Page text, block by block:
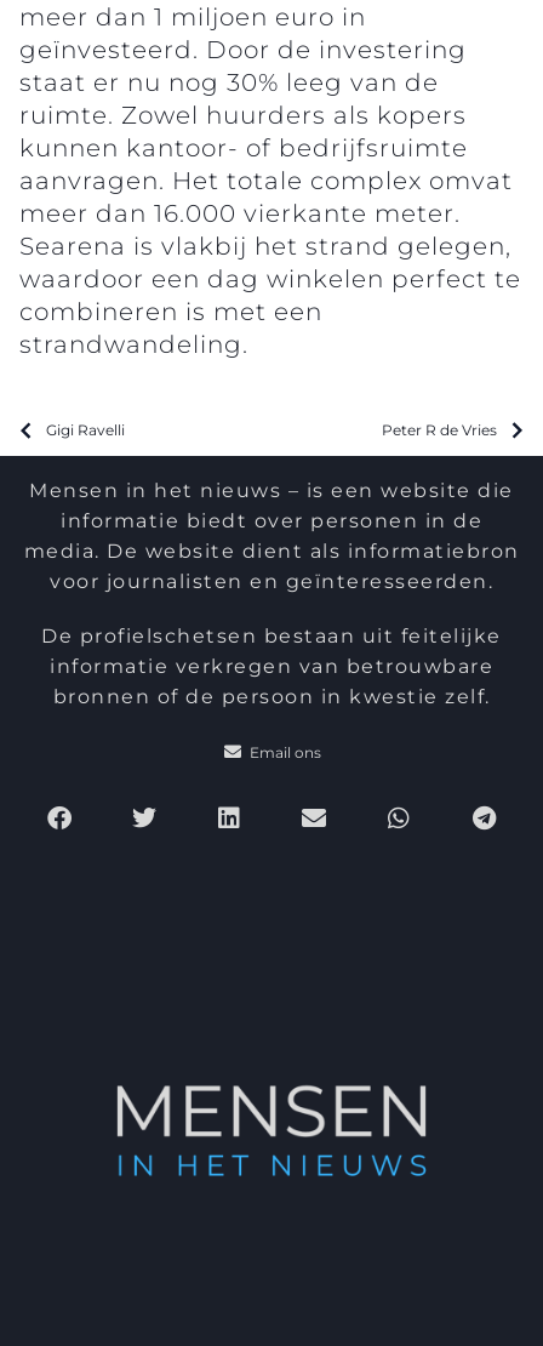
meer dan 1 miljoen euro in
geïnvesteerd. Door de investering
staat er nu nog 30% leeg van de
ruimte. Zowel huurders als kopers
kunnen kantoor- of bedrijfsruimte
aanvragen. Het totale complex omvat
meer dan 16.000 vierkante meter.
Searena is vlakbij het strand gelegen,
waardoor een dag winkelen perfect te
combineren is met een
strandwandeling.
Gigi Ravelli Peter R de Vries
Mensen in het nieuws – is een website die
informatie biedt over personen in de
media. De website dient als informatiebron
voor journalisten en geïnteresseerden.
De profielschetsen bestaan uit feitelijke
informatie verkregen van betrouwbare
bronnen of de persoon in kwestie zelf.
Email ons